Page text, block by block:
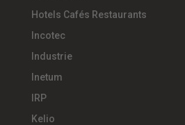
Hotels Cafés Restaurants
Incotec
Industrie
Inetum
IRP
Kelio